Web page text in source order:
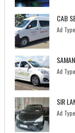
CAB
Ad
Ad
SIR
Ad